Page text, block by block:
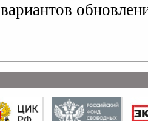
вариантов